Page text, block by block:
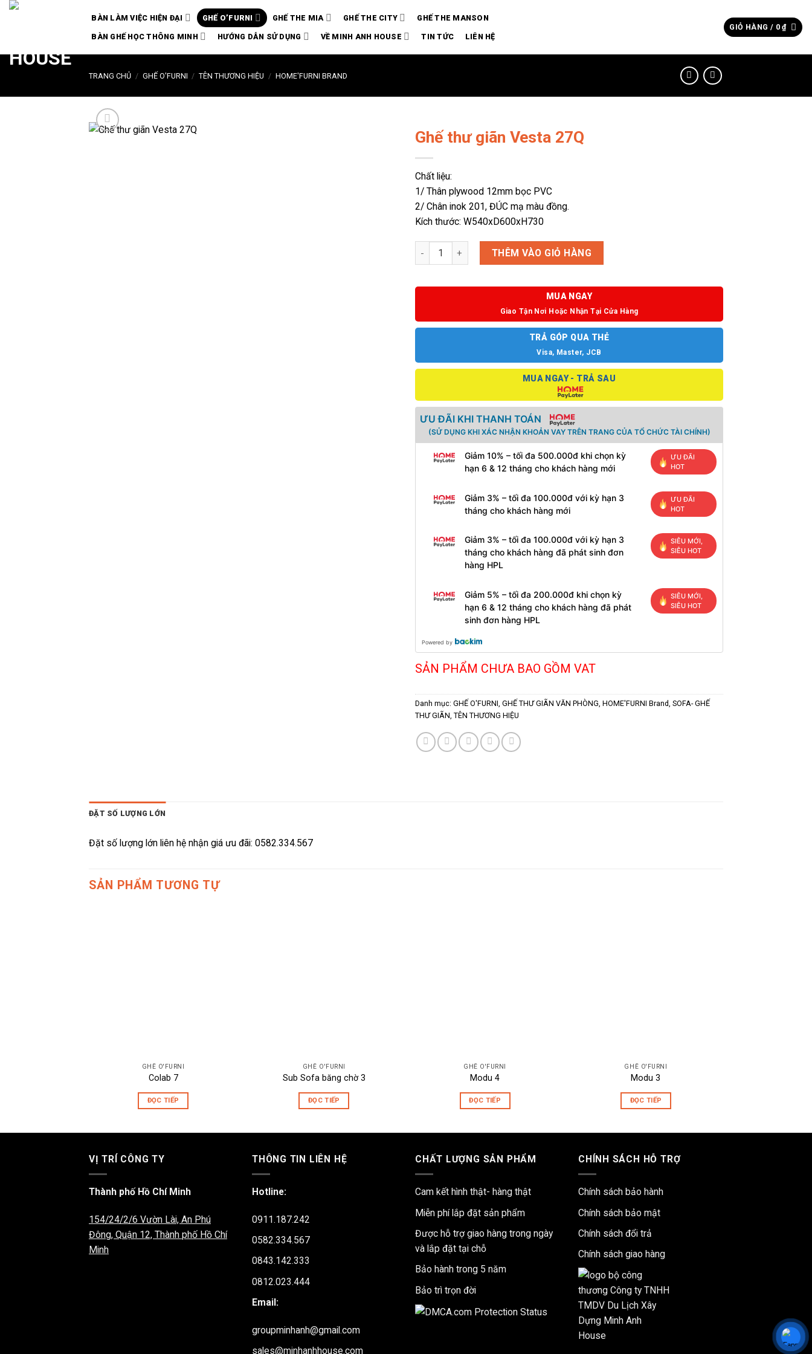
Chuyển
dung
BÀN LÀM VIỆC HIỆN ĐẠI GHẾ O’FURNI GHẾ THE MIA GHẾ THE CITY GHẾ THE MANSON
BÀN GHẾ HỌC THÔNG MINH HƯỚNG DẪN SỬ DỤNG VỀ MINH ANH HOUSE TIN TỨC LIÊN HỆ
GIỎ HÀNG / 0₫
TRANG CHỦ / GHẾ O'FURNI / TÊN THƯƠNG HIỆU / HOME'FURNI BRAND
Ghế thư giãn Vesta 27Q
Chất liệu:
1/ Thân plywood 12mm bọc PVC
2/ Chân inok 201, ĐÚC mạ màu đồng.
Kích thước: W540xD600xH730
Ghế thư giãn Vesta 27Q số lượng
THÊM VÀO GIỎ HÀNG
MUA NGAY
Giao Tận Nơi Hoặc Nhận Tại Cửa Hàng
TRẢ GÓP QUA THẺ
Visa, Master, JCB
MUA NGAY - TRẢ SAU
ƯU ĐÃI KHI THANH TOÁN
(SỬ DỤNG KHI XÁC NHẬN KHOẢN VAY TRÊN TRANG CỦA TỔ CHỨC TÀI CHÍNH)
Giảm 10% – tối đa 500.000đ khi chọn kỳ
hạn 6 & 12 tháng cho khách hàng mới
ƯU ĐÃI
HOT
Giảm 3% – tối đa 100.000đ với kỳ hạn 3
tháng cho khách hàng mới
ƯU ĐÃI
HOT
Giảm 3% – tối đa 100.000đ với kỳ hạn 3
tháng cho khách hàng đã phát sinh đơn
hàng HPL
SIÊU MỚI,
SIÊU HOT
Giảm 5% – tối đa 200.000đ khi chọn kỳ
hạn 6 & 12 tháng cho khách hàng đã phát
sinh đơn hàng HPL
SIÊU MỚI,
SIÊU HOT
Powered by
SẢN PHẨM CHƯA BAO GỒM VAT
Danh mục: GHẾ O'FURNI GHẾ THƯ GIÃN VĂN PHÒNG HOME'FURNI Brand SOFA- GHẾ
THƯ GIÃN TÊN THƯƠNG HIỆU
ĐẶT SỐ LƯỢNG LỚN
Đặt số lượng lớn liên hệ nhận giá ưu đãi: 0582.334.567
SẢN PHẨM TƯƠNG TỰ
GHẾ O'FURNI
Colab 7
ĐỌC TIẾP
GHẾ O'FURNI
Sub Sofa băng chờ 3
ĐỌC TIẾP
GHẾ O'FURNI
Modu 4
ĐỌC TIẾP
GHẾ O'FURNI
Modu 3
ĐỌC TIẾP
VỊ TRÍ CÔNG TY
Thành phố Hồ Chí Minh
154/24/2/6 Vườn Lài, An Phú
Đông, Quận 12, Thành phố Hồ Chí
Minh
THÔNG TIN LIÊN HỆ
Hotline:
0911.187.242
0582.334.567
0843.142.333
0812.023.444
Email:
groupminhanh@gmail.com
sales@minhanhhouse.com
CHẤT LƯỢNG SẢN PHẨM
Cam kết hình thật- hàng thật
Miễn phí lắp đặt sản phẩm
Được hỗ trợ giao hàng trong ngày
và lắp đặt tại chỗ
Bảo hành trong 5 năm
Bảo trì trọn đời
CHÍNH SÁCH HỖ TRỢ
Chính sách bảo hành
Chính sách bảo mật
Chính sách đổi trả
Chính sách giao hàng